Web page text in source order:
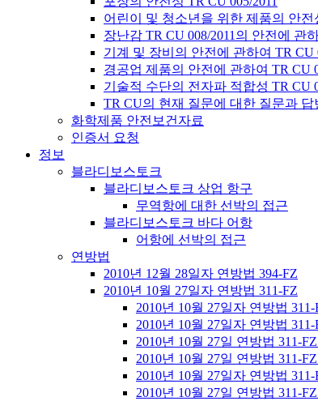
어린이 및 청소년을 위한 제품의 안전
장난감 TR CU 008/2011의 안전에 관
기계 및 장비의 안전에 관하여 TR CU
경공업 제품의 안전에 관하여 TR CU
기술적 수단의 전자파 적합성 TR CU
TR CU의 현재 질문에 대한 질문과 답
화학제품 안전보건자료
인증서 요청
정보
블라디보스토크
블라디보스토크 상업 항구
무역항에 대한 선박의 접근
블라디보스토크 바다 어항
어항에 선박의 접근
연방법
2010년 12월 28일자 연방법 394-FZ
2010년 10월 27일자 연방법 311-FZ
2010년 10월 27일자 연방법
2010년 10월 27일자 연방법
2010년 10월 27일 연방법 311-
2010년 10월 27일 연방법 311-
2010년 10월 27일자 연방법
2010년 10월 27일 연방법 311-